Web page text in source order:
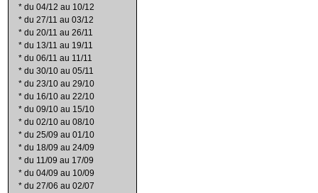
* du 04/12 au 10/12
* du 27/11 au 03/12
* du 20/11 au 26/11
* du 13/11 au 19/11
* du 06/11 au 11/11
* du 30/10 au 05/11
* du 23/10 au 29/10
* du 16/10 au 22/10
* du 09/10 au 15/10
* du 02/10 au 08/10
* du 25/09 au 01/10
* du 18/09 au 24/09
* du 11/09 au 17/09
* du 04/09 au 10/09
* du 27/06 au 02/07